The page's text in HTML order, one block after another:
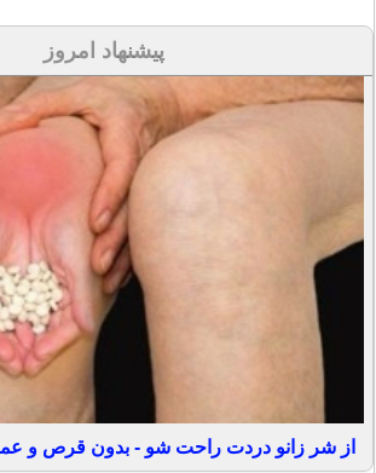
پیشنهاد امروز
از شر زانو دردت راحت شو - بدون قرص و